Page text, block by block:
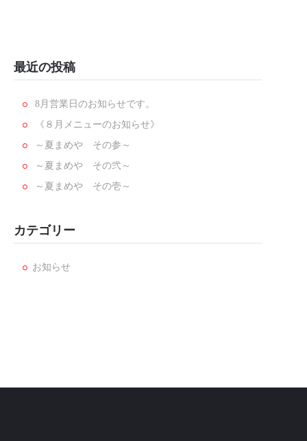
最近の投稿
8月営業日のお知らせです。
《８月メニューのお知らせ》
～夏まめや その参～
～夏まめや その弐～
～夏まめや その壱～
カテゴリー
お知らせ